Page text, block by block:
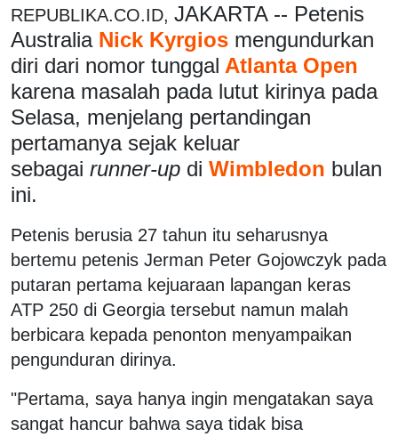
REPUBLIKA.CO.ID, JAKARTA -- Petenis
AustraliaNick Kyrgios mengundurkan
diri dari nomor tunggal Atlanta Open
karena masalah pada lutut kirinya pada
Selasa, menjelang pertandingan
pertamanya sejak keluar
sebagai runner-up di Wimbledon bulan
ini.
Petenis berusia 27 tahun itu seharusnya
bertemu petenis Jerman Peter Gojowczyk pada
putaran pertama kejuaraan lapangan keras
ATP 250 di Georgia tersebut namun malah
berbicara kepada penonton menyampaikan
pengunduran dirinya.
"Pertama, saya hanya ingin mengatakan saya
sangat hancur bahwa saya tidak bisa